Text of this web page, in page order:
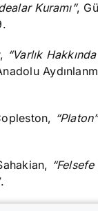
Kuramı”,
“Varlık
“Platon”